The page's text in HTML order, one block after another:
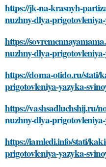
https://jk-na-krasnyh-
nuzhny-dlya-
https://
nuzhny-dlya-
https://doma-otido.ru/stati/
prigotovleniya-yazyka-
https://vashsadluchshij.ru/
nuzhny-dlya-
https://iamledi.info/stati/
prigotovleniya-yazyka-